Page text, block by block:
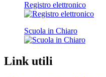
Registro elettronico
Scuola in Chiaro
Link utili